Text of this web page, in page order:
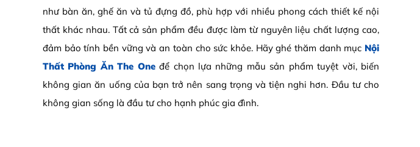
như bàn ăn, ghế ăn và tủ đựng đồ, phù hợp với nhiều phong cách thiết kế nội
thất khác nhau. Tất cả sản phẩm đều được làm từ nguyên liệu chất lượng cao,
đảm bảo tính bền vững và an toàn cho sức khỏe. Hãy ghé thăm danh mục Nội
Thất Phòng Ăn The Oneđể chọn lựa những mẫu sản phẩm tuyệt vời, biến
không gian ăn uống của bạn trở nên sang trọng và tiện nghi hơn. Đầu tư cho
không gian sống là đầu tư cho hạnh phúc gia đình.